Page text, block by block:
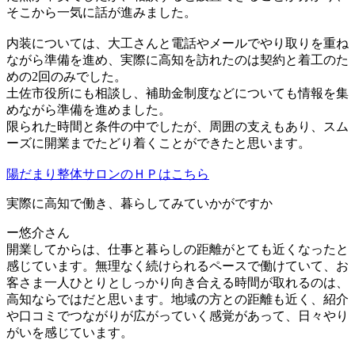
そこから一気に話が進みました。
内装については、大工さんと電話やメールでやり取りを重ね
ながら準備を進め、実際に高知を訪れたのは契約と着工のた
めの2回のみでした。
土佐市役所にも相談し、補助金制度などについても情報を集
めながら準備を進めました。
限られた時間と条件の中でしたが、周囲の支えもあり、スム
ーズに開業までたどり着くことができたと思います。
陽だまり整体サロンのＨＰはこちら
実際に高知で働き、暮らしてみていかがですか
ー悠介さん
開業してからは、仕事と暮らしの距離がとても近くなったと
感じています。無理なく続けられるペースで働けていて、お
客さま一人ひとりとしっかり向き合える時間が取れるのは、
高知ならではだと思います。地域の方との距離も近く、紹介
や口コミでつながりが広がっていく感覚があって、日々やり
がいを感じています。